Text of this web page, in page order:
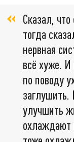
Сказал,
тогда
нервная
всё хуже. И
по поводу
заглушить.
улучшить
охлаждают